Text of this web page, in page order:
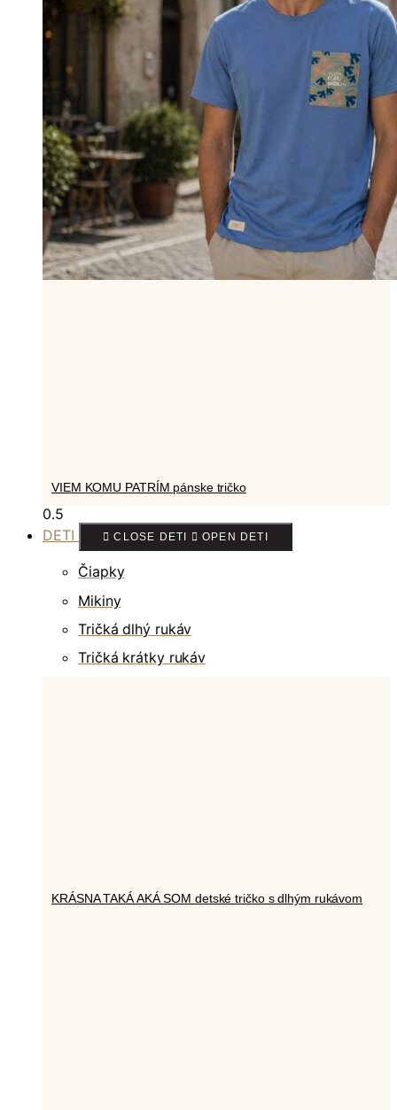
VIEM KOMU PATRÍM pánske tričko
DETI CLOSE DETI OPEN DETI
Čiapky
Mikiny
Tričká dlhý rukáv
Tričká krátky rukáv
KRÁSNA TAKÁ AKÁ SOM detské tričko s dlhým rukávom